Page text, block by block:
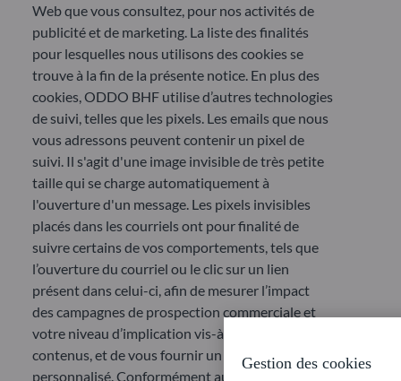
Web que vous consultez, pour nos activités de
publicité et de marketing. La liste des finalités
pour lesquelles nous utilisons des cookies se
trouve à la fin de la présente notice. En plus des
cookies, ODDO BHF utilise d’autres technologies
de suivi, telles que les pixels. Les emails que nous
vous adressons peuvent contenir un pixel de
suivi. Il s'agit d'une image invisible de très petite
taille qui se charge automatiquement à
l'ouverture d'un message. Les pixels invisibles
placés dans les courriels ont pour finalité de
suivre certains de vos comportements, tels que
l’ouverture du courriel ou le clic sur un lien
présent dans celui-ci, afin de mesurer l’impact
des campagnes de prospection commerciale et
votre niveau d’implication vis-à-vis de leurs
contenus, et de vous fournir un contenu
personnalisé. Conformément aux lignes
Gestion des cookies